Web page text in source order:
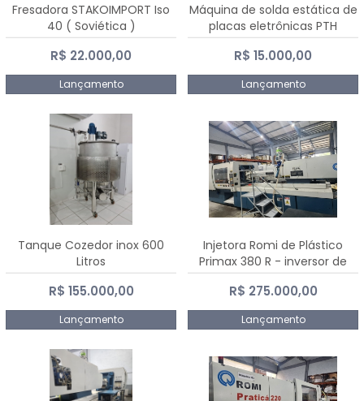
Fresadora STAKOIMPORT Iso
40 ( Soviética )
R$ 22.000,00
Lançamento
Máquina de solda estática de
placas eletrônicas PTH
DIALSAT
R$ 15.000,00
Lançamento
Tanque Cozedor inox 600
Litros
R$ 155.000,00
Lançamento
Injetora Romi de Plástico
Primax 380 R - inversor de
frequência NR 12 - 2008
R$ 275.000,00
Lançamento